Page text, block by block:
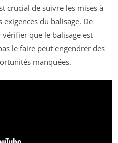
crucial de suivre les mises à
du balisage. De
que le balisage est
le faire peut engendrer des
manquées.